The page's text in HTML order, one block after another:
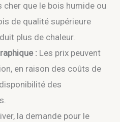
cher que le bois humide ou
de qualité supérieure
plus de chaleur.
: Les prix peuvent
en raison des coûts de
des
la demande pour le